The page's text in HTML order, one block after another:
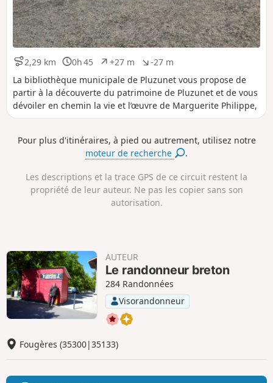
2,29 km
D
i
s
t
a
n
0h 45
D
u
r
é
e
+27 m
D
é
n
i
v
e
é
p
s
i
-27 m
D
é
n
i
v
e
é
n
g
a
t
i
La bibliothèque municipale de Pluzunet vous propose de
partir à la découverte du patrimoine de Pluzunet et de vous
dévoiler en chemin la vie et l’œuvre de Marguerite Philippe,
Pour plus d'itinéraires, à pied ou autrement, utilisez notre
moteur de recherche
.
Les descriptions et la trace GPS de ce circuit restent la
propriété de leur auteur. Ne pas les copier sans son
autorisation.
AUTEUR
Le randonneur breton
284 Randonnées
Visorandonneur
Fougères (35300|35133)